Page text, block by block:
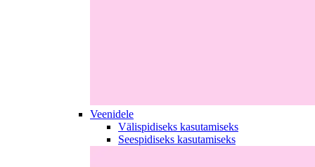
Veenidele
Välispidiseks kasutamiseks
Seespidiseks kasutamiseks